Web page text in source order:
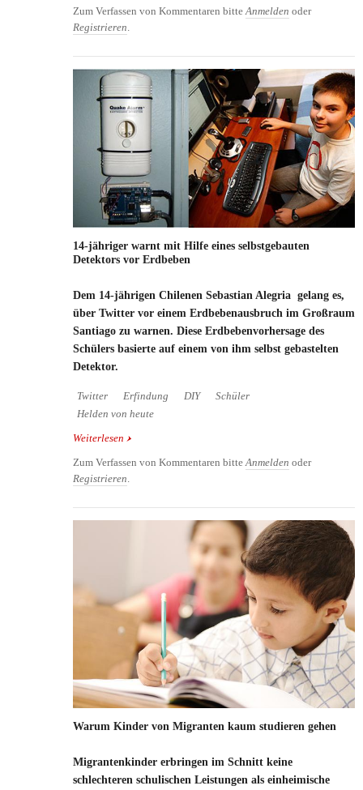
Zum Verfassen von Kommentaren bitteAnmelden oder
Registrieren.
14-jähriger warnt mit Hilfe eines selbstgebauten
Detektors vor Erdbeben
Dem 14-jährigen Chilenen Sebastian Alegria gelang es,
über Twitter vor einem Erdbebenausbruch im Großraum
Santiago zu warnen. Diese Erdbebenvorhersage des
Schülers basierte auf einem von ihm selbst gebastelten
Detektor.
Twitter Erfindung DIY
Schüler
Helden von heute
Weiterlesen über 14-jähriger warnt mit Hilfe eines
Zum Verfassen von Kommentaren bitteAnmelden oder
Registrieren.
Warum Kinder von Migranten kaum studieren gehen
Migrantenkinder erbringen im Schnitt keine
schlechteren schulischen Leistungen als einheimische